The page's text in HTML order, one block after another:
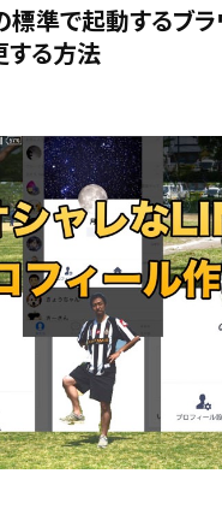
準で起動するブラ
る方法